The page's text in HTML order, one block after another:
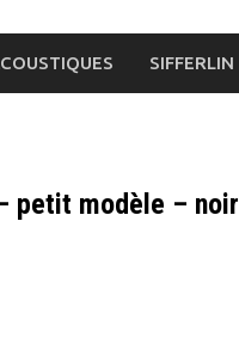
SIFFERLIN
petit modèle – noir